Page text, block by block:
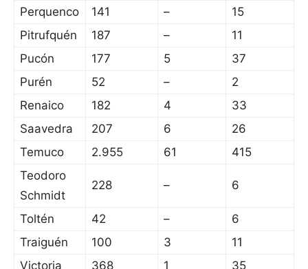
Perquenco 141 –
15
Pitrufquén
187 –
11
Pucón
177 5
37
Purén
52 –
2
Renaico
182 4
33
Saavedra
207 6
26
Temuco
2.955 61
415
Teodoro
Schmidt
228 – 6
Toltén 42 –
6
Traiguén
100 3
11
Victoria
368 1
35